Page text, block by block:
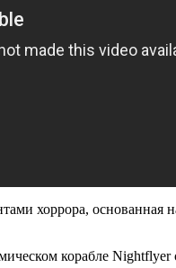
хоррора,
корабле